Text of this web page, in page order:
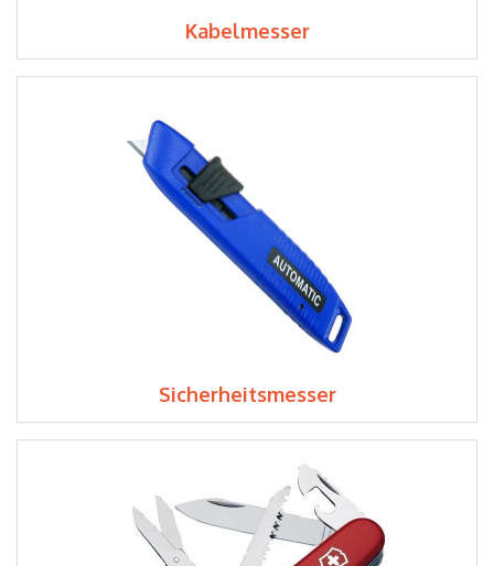
Kabelmesser
Sicherheitsmesser